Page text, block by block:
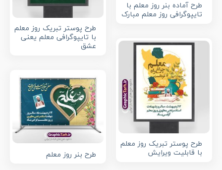
طرح آماده بنر روز معلم با
تایپوگرافی روز معلم مبارک
طرح پوستر تبریک روز معلم
با تایپوگرافی معلم یعنی
عشق
طرح پوستر تبریک روز معلم
با قابلیت ویرایش
طرح بنر روز معلم